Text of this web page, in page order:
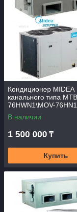
Кондиционер MIDEA
канального типа
76HWN1\MOV-
В наличии
1 500 000 ₸
Купить